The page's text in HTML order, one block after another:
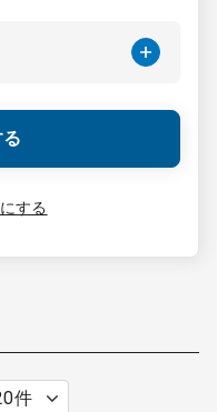
（平日）
する